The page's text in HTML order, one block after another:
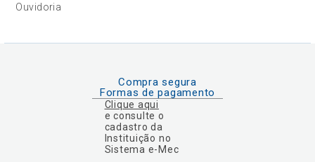
Ouvidoria
Compra segura
Formas de pagamento
Clique aqui
e consulte o
cadastro da
Instituição no
Sistema e-Mec